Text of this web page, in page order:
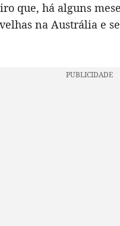
que, há alguns
na Austrália e